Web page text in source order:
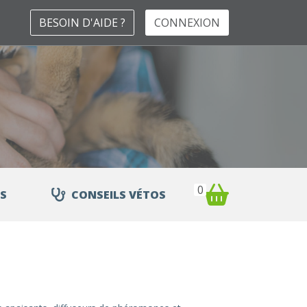
BESOIN D'AIDE ? CONNEXION
CONSEILS VÉTOS 0